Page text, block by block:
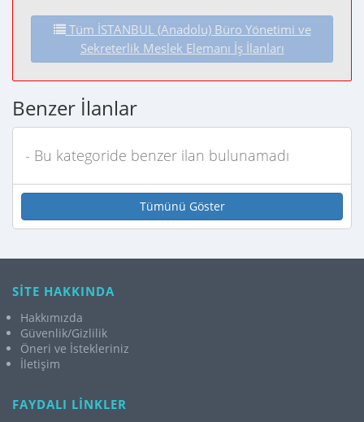
Tüm İSTANBUL (Anadolu) Büro Yönetimi ve
Sekreterlik Meslek Elemanı İş İlanları
Benzer İlanlar
- Bu kategoride benzer ilan bulunamadı
Tümünü Göster
SİTE HAKKINDA
Hakkımızda
Güvenlik/Gizlilik
Öneri ve İstekleriniz
İletişim
FAYDALI LİNKLER